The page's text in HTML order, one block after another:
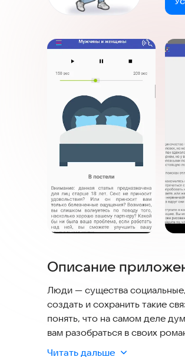
Скриншоты
Описание
Люди — существа
создать и сохранить такие
понять, что на самом деле
вам разобраться в своих
типов связей и
Читать дальше